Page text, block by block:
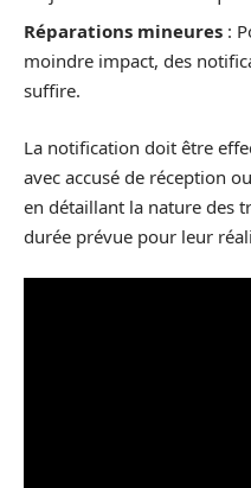
Réparations mineures :
moindre impact, des
suffire.
La notification doit être
avec accusé de réception
en détaillant la nature des
durée prévue pour leur